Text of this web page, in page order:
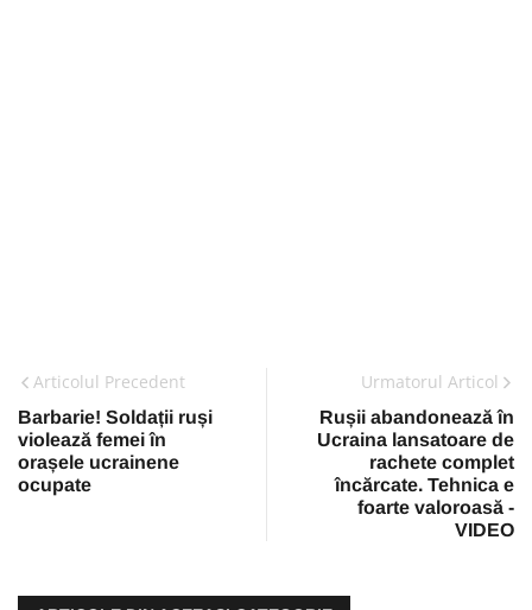
Articolul Precedent
Barbarie! Soldații ruși
violează femei în
orașele ucrainene
ocupate
Urmatorul Articol
Rușii abandonează în
Ucraina lansatoare de
rachete complet
încărcate. Tehnica e
foarte valoroasă -
VIDEO